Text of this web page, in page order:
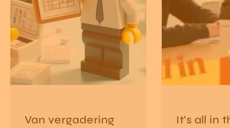
Van vergadering
It's all in